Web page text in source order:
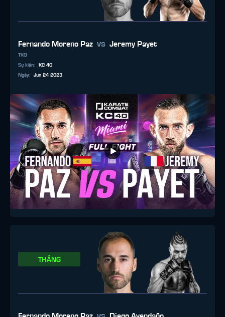
Fernando Moreno Paz vs Jeremy Payet
TKO
Sự kiện:
KC 40
Ngày: Jun 24 2023
THẮNG